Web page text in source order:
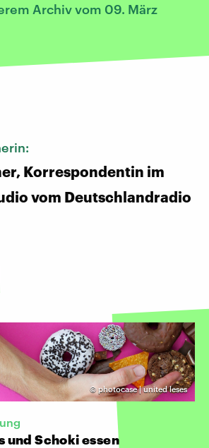
Archiv vom 09. März
Korrespondentin im
vom Deutschlandradio
©photocase | united leses
und Schoki essen